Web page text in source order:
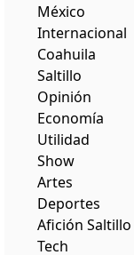
México
Internacional
Coahuila
Saltillo
Opinión
Economía
Utilidad
Show
Artes
Deportes
Afición Saltillo
Tech